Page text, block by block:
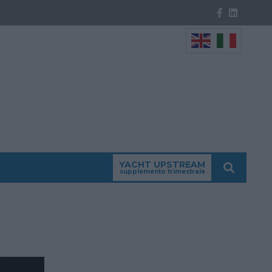
YACHT UPSTREAM
supplemento trimestrale